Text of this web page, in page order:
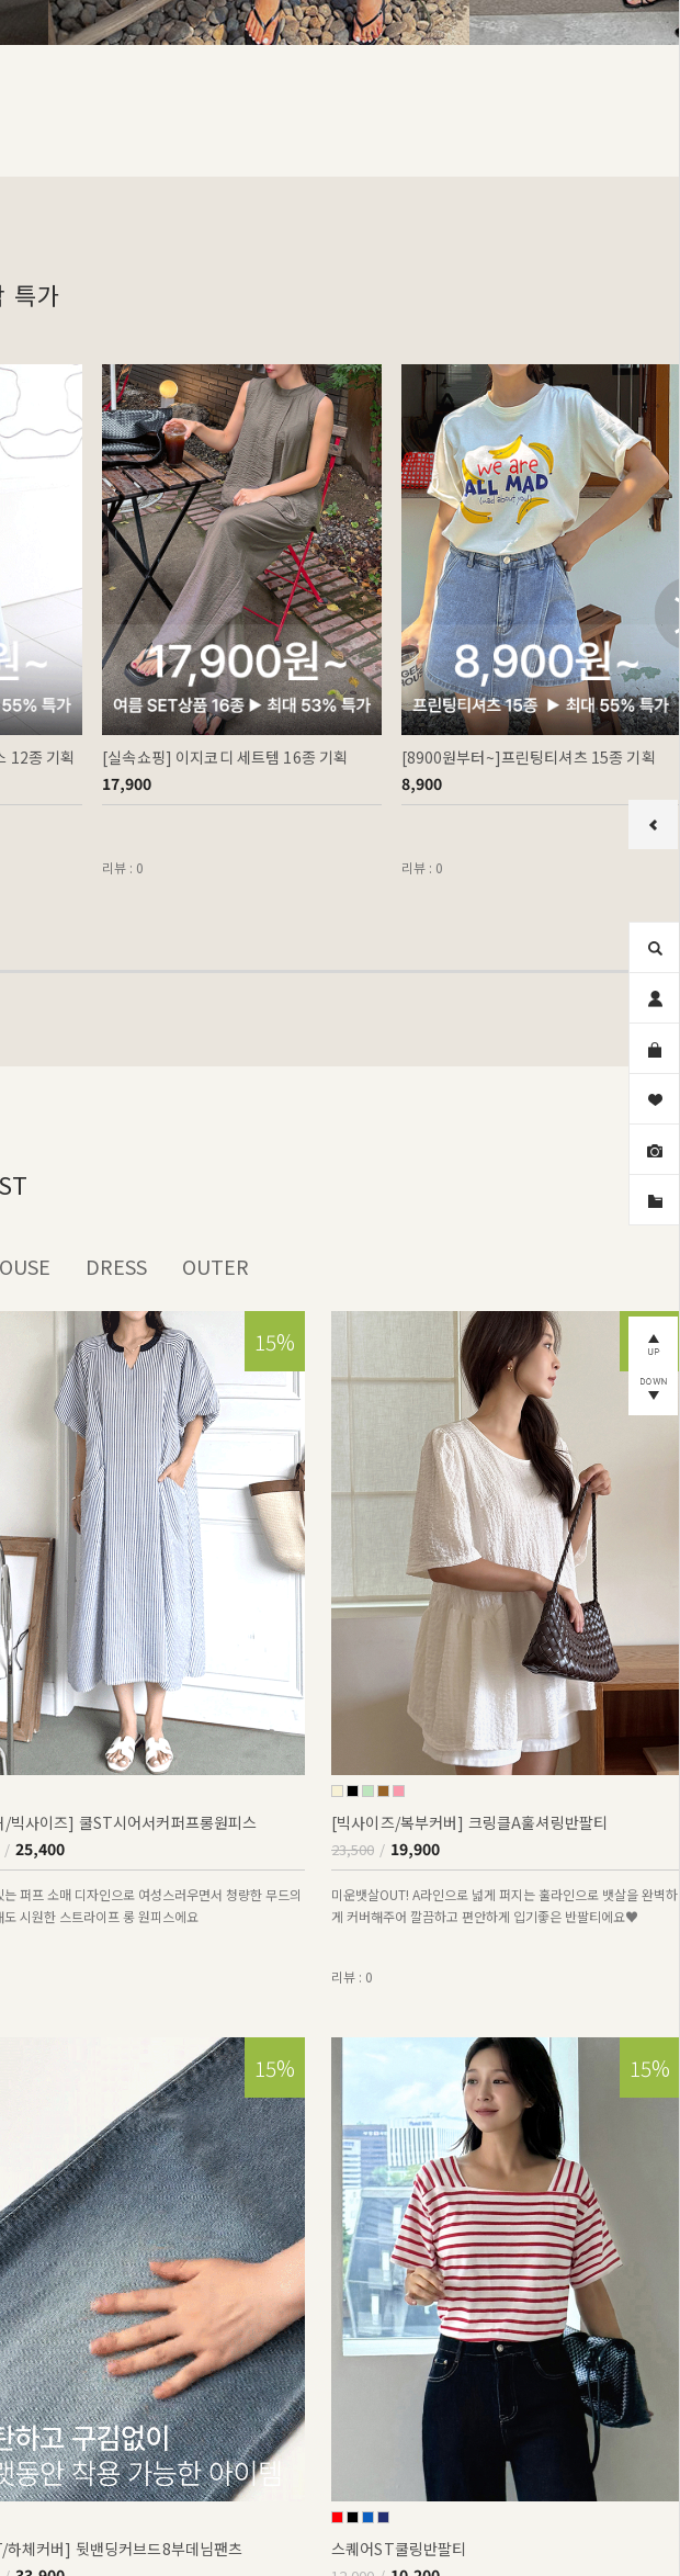
특가
12종 기획
[실속쇼핑] 이지코디 세트템 16종 기획
17,900
리뷰 : 0
[8900원부터~]프린팅티셔츠 15종 기획
8,900
리뷰 : 0
DRESS OUTER
15%
/빅사이즈] 쿨ST시어서커퍼프롱원피스
25,400
는 퍼프 소매 디자인으로 여성스러우면서 청량한 무드의
도 시원한 스트라이프 롱 원피스에요
15%
[빅사이즈/복부커버] 크링클A훌셔링반팔티
23,500 19,900
미운뱃살OUT! A라인으로 넓게 퍼지는 훌라인으로 뱃살을 완벽하
게 커버해주어 깔끔하고 편안하게 입기좋은 반팔티에요♥
리뷰 : 0
15%
체커버] 뒷밴딩커브드8부데님팬츠
15%
스퀘어ST쿨링반팔티